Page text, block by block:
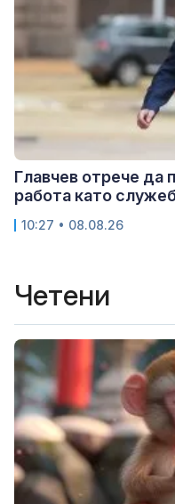
Главчев отрече да
работа като
10:27 • 08.08.26
Четени